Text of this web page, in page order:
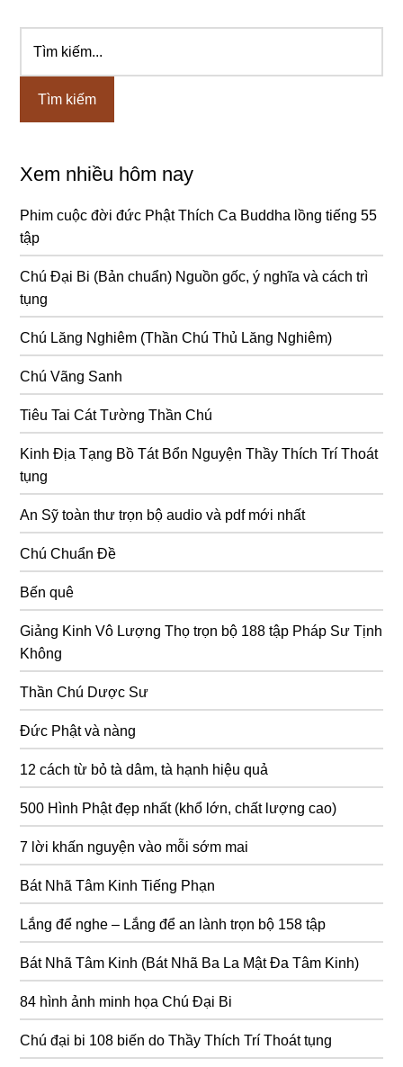
Sidebar
chính
kiếm...
Xem nhiều hôm nay
Phim cuộc đời đức Phật Thích Ca Buddha lồng tiếng 55
tập
Chú Đại Bi (Bản chuẩn) Nguồn gốc, ý nghĩa và cách trì
tụng
Chú Lăng Nghiêm (Thần Chú Thủ Lăng Nghiêm)
Chú Vãng Sanh
Tiêu Tai Cát Tường Thần Chú
Kinh Địa Tạng Bồ Tát Bổn Nguyện Thầy Thích Trí Thoát
tụng
An Sỹ toàn thư trọn bộ audio và pdf mới nhất
Chú Chuẩn Đề
Bến quê
Giảng Kinh Vô Lượng Thọ trọn bộ 188 tập Pháp Sư Tịnh
Không
Thần Chú Dược Sư
Đức Phật và nàng
12 cách từ bỏ tà dâm, tà hạnh hiệu quả
500 Hình Phật đẹp nhất (khổ lớn, chất lượng cao)
7 lời khấn nguyện vào mỗi sớm mai
Bát Nhã Tâm Kinh Tiếng Phạn
Lắng để nghe – Lắng để an lành trọn bộ 158 tập
Bát Nhã Tâm Kinh (Bát Nhã Ba La Mật Đa Tâm Kinh)
84 hình ảnh minh họa Chú Đại Bi
Chú đại bi 108 biến do Thầy Thích Trí Thoát tụng